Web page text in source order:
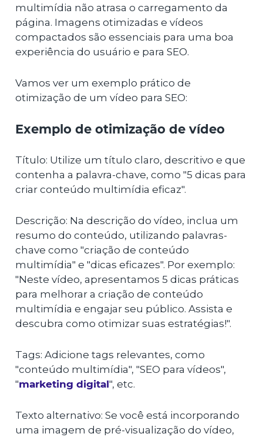
multimídia não atrasa o carregamento da
página. Imagens otimizadas e vídeos
compactados são essenciais para uma boa
experiência do usuário e para SEO.
Vamos ver um exemplo prático de
otimização de um vídeo para SEO:
Exemplo de otimização de vídeo
Título: Utilize um título claro, descritivo e que
contenha a palavra-chave, como "5 dicas para
criar conteúdo multimídia eficaz".
Descrição: Na descrição do vídeo, inclua um
resumo do conteúdo, utilizando palavras-
chave como "criação de conteúdo
multimídia" e "dicas eficazes". Por exemplo:
"Neste vídeo, apresentamos 5 dicas práticas
para melhorar a criação de conteúdo
multimídia e engajar seu público. Assista e
descubra como otimizar suas estratégias!".
Tags: Adicione tags relevantes, como
"conteúdo multimídia", "SEO para vídeos",
"marketing digital", etc.
Texto alternativo: Se você está incorporando
uma imagem de pré-visualização do vídeo,